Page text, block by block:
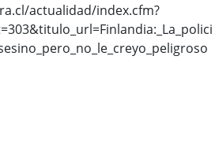
actualidad/index.cfm?